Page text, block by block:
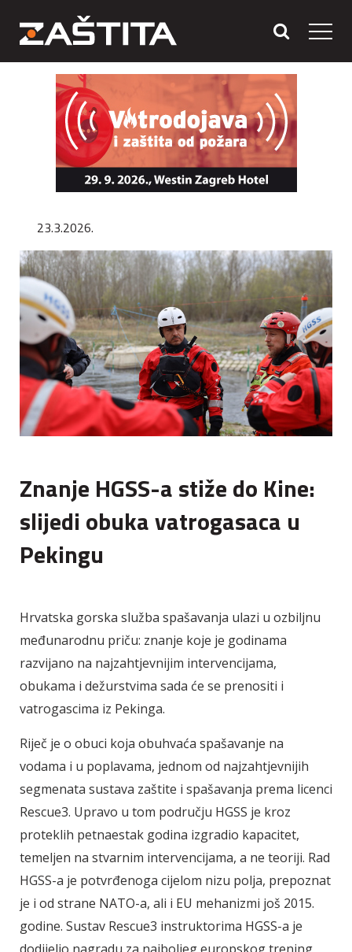
23.3.2026.
Znanje HGSS-a stiže do Kine:
slijedi obuka vatrogasaca u
Pekingu
Hrvatska gorska služba spašavanja ulazi u ozbiljnu
međunarodnu priču: znanje koje je godinama
razvijano na najzahtjevnijim intervencijama,
obukama i dežurstvima sada će se prenositi i
vatrogascima iz Pekinga.
Riječ je o obuci koja obuhvaća spašavanje na
vodama i u poplavama, jednom od najzahtjevnijih
segmenata sustava zaštite i spašavanja prema licenci
Rescue3. Upravo u tom području HGSS je kroz
proteklih petnaestak godina izgradio kapacitet,
temeljen na stvarnim intervencijama, a ne teoriji. Rad
HGSS-a je potvrđenoga cijelom nizu polja, prepoznat
je i od strane NATO-a, ali i EU mehanizmi još 2015.
godine. Sustav Rescue3 instruktorima HGSS-a je